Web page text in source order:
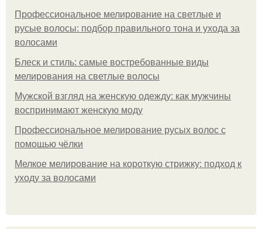
Профессиональное мелирование на светлые и
русые волосы: подбор правильного тона и ухода за
волосами
Блеск и стиль: самые востребованные виды
мелирования на светлые волосы
Мужской взгляд на женскую одежду: как мужчины
воспринимают женскую моду
Профессиональное мелирование русых волос с
помощью чёлки
Мелкое мелирование на короткую стрижку: подход к
уходу за волосами